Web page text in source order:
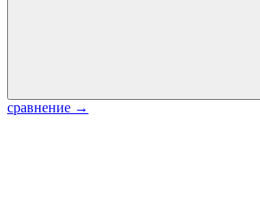
сравнение →